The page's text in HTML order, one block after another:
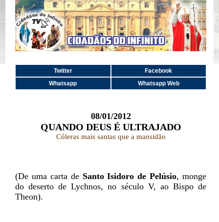
Twitter
Facebook
Whatsapp
Whatsapp Web
08/01/2012
QUANDO DEUS É ULTRAJADO
Cóleras mais santas que a mansidão
(De uma carta de Santo Isidoro de Pelúsio, monge
do deserto de Lychnos, no século V, ao Bispo de
Theon).